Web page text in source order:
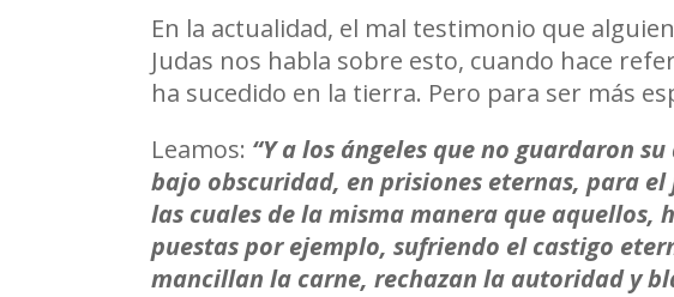
En la actualidad, el mal testimonio que
Judas nos habla sobre esto, cuando hace
ha sucedido en la tierra. Pero para ser más
Leamos: “Y a los ángeles que no guardaron
bajo obscuridad, en prisiones eternas, para
las cuales de la misma manera que
puestas por ejemplo, sufriendo el castigo
mancillan la carne, rechazan la autoridad y